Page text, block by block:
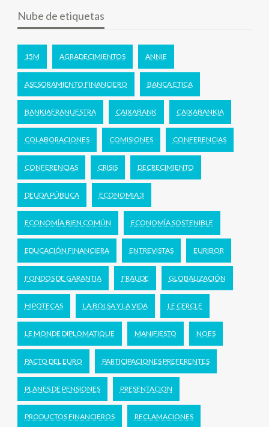
Nube de etiquetas
15M AGRADECIMIENTOS ANNIE
ASESORAMIENTO FINANCIERO BANCA ETICA
BANKIAERANUESTRA CAIXABANK CAIXABANKIA
COLABORACIONES COMISIONES CONFERENCIAS
CONFERENCIAS CRISIS DECRECIMIENTO
DEUDA PÚBLICA ECONOMIA 3
ECONOMÍA BIEN COMÚN ECONOMÍA SOSTENIBLE
EDUCACIÓN FINANCIERA ENTREVISTAS EURIBOR
FONDOS DE GARANTIA FRAUDE GLOBALIZACIÓN
HIPOTECAS LA BOLSA Y LA VIDA LE CERCLE
LE MONDE DIPLOMATIQUE MANIFIESTO NOES
PACTO DEL EURO PARTICIPACIONES PREFERENTES
PLANES DE PENSIONES PRESENTACION
PRODUCTOS FINANCIEROS RECLAMACIONES